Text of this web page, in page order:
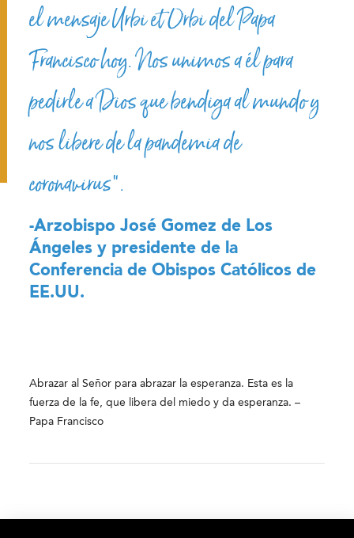
el mensaje Urbi et Orbi del Papa
Francisco hoy. Nos unimos a él para
pedirle a Dios que bendiga al mundo y
nos libere de la pandemia de
coronavirus”.
-Arzobispo José Gomez de Los
Ángeles y presidente de la
Conferencia de Obispos Católicos de
EE.UU.
Abrazar al Señor para abrazar la esperanza. Esta es la
fuerza de la fe, que libera del miedo y da esperanza. –
Papa Francisco